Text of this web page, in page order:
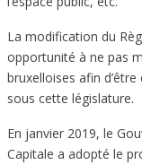
La modification du
opportunité à ne pas
bruxelloises afin
sous cette législature.
En janvier 2019, le
Capitale a adopté le